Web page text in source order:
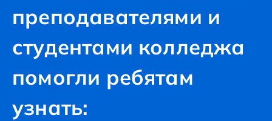
преподавателями и
студентами колледжа
помогли ребятам
узнать: